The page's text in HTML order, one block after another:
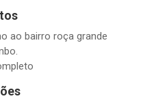
ao bairro roça grande